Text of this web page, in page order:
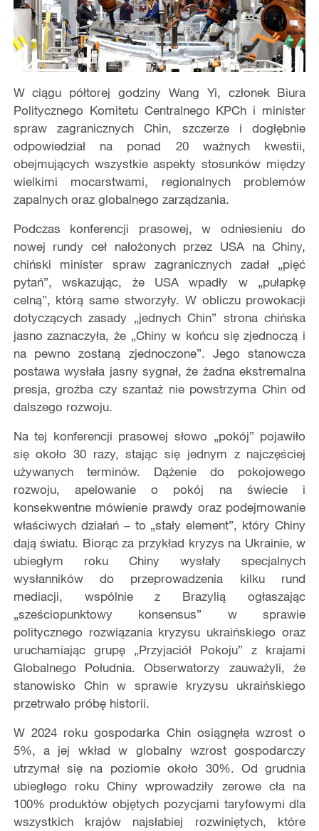
W ciągu półtorej godziny Wang Yi, członek Biura
Politycznego Komitetu Centralnego KPCh i minister
spraw zagranicznych Chin, szczerze i dogłębnie
odpowiedział na ponad 20 ważnych kwestii,
obejmujących wszystkie aspekty stosunków między
wielkimi mocarstwami, regionalnych problemów
zapalnych oraz globalnego zarządzania.
Podczas konferencji prasowej, w odniesieniu do
nowej rundy ceł nałożonych przez USA na Chiny,
chiński minister spraw zagranicznych zadał „pięć
pytań”, wskazując, że USA wpadły w „pułapkę
celną”, którą same stworzyły. W obliczu prowokacji
dotyczących zasady „jednych Chin” strona chińska
jasno zaznaczyła, że „Chiny w końcu się zjednoczą i
na pewno zostaną zjednoczone”. Jego stanowcza
postawa wysłała jasny sygnał, że żadna ekstremalna
presja, groźba czy szantaż nie powstrzyma Chin od
dalszego rozwoju.
Na tej konferencji prasowej słowo „pokój” pojawiło
się około 30 razy, stając się jednym z najczęściej
używanych terminów. Dążenie do pokojowego
rozwoju, apelowanie o pokój na świecie i
konsekwentne mówienie prawdy oraz podejmowanie
właściwych działań – to „stały element”, który Chiny
dają światu. Biorąc za przykład kryzys na Ukrainie, w
ubiegłym roku Chiny wysłały specjalnych
wysłanników do przeprowadzenia kilku rund
mediacji, wspólnie z Brazylią ogłaszając
„sześciopunktowy konsensus” w sprawie
politycznego rozwiązania kryzysu ukraińskiego oraz
uruchamiając grupę „Przyjaciół Pokoju” z krajami
Globalnego Południa. Obserwatorzy zauważyli, że
stanowisko Chin w sprawie kryzysu ukraińskiego
przetrwało próbę historii.
W 2024 roku gospodarka Chin osiągnęła wzrost o
5%, a jej wkład w globalny wzrost gospodarczy
utrzymał się na poziomie około 30%. Od grudnia
ubiegłego roku Chiny wprowadziły zerowe cła na
100% produktów objętych pozycjami taryfowymi dla
wszystkich krajów najsłabiej rozwiniętych, które